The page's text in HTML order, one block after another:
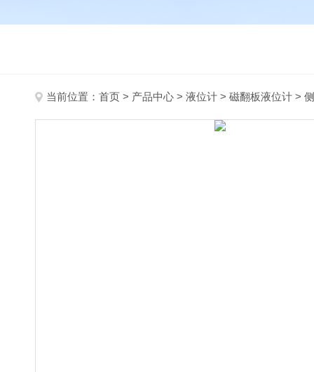
当前位置： 首页 > 产品中心 > 液位计 > 磁翻板液位计 >